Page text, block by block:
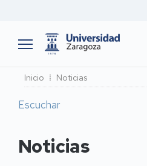
Ruta
de
navegación
Inicio Noticias
Escuchar
Noticias